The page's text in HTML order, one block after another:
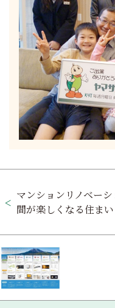
稿
ナ
ビ
ゲ
ー
マンションリノベー
間が楽しくなる住まい